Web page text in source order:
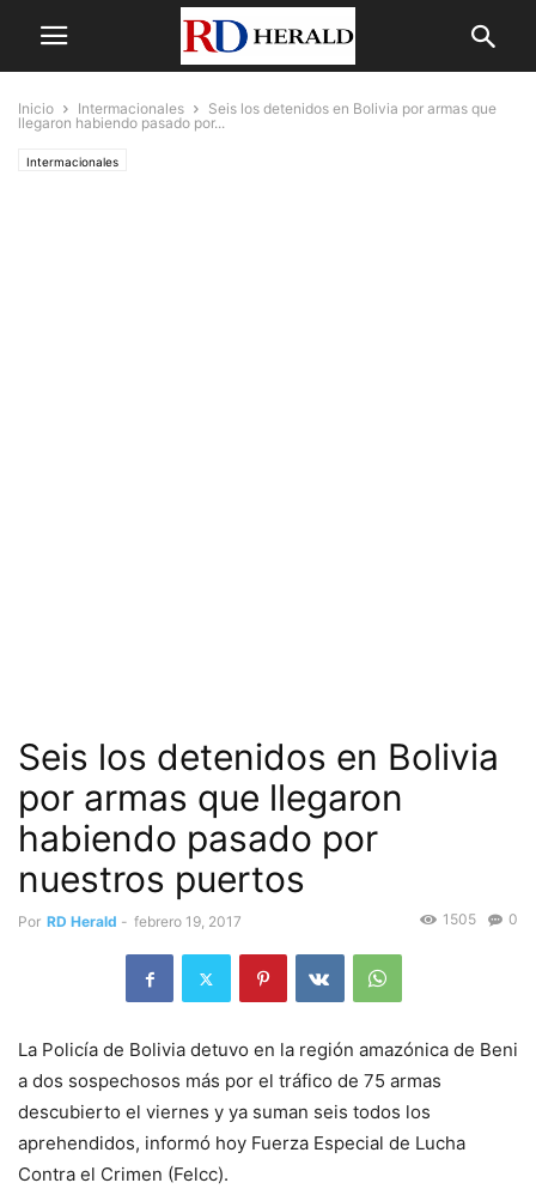
Inicio Intermacionales
Seis los detenidos en Bolivia por armas que
llegaron habiendo pasado por...
Intermacionales
Seis los detenidos en Bolivia
por armas que llegaron
habiendo pasado por
nuestros puertos
Por RD Herald - febrero 19, 2017 0
1505
La Policía de Bolivia detuvo en la región amazónica de Beni
a dos sospechosos más por el tráfico de 75 armas
descubierto el viernes y ya suman seis todos los
aprehendidos, informó hoy Fuerza Especial de Lucha
Contra el Crimen (Felcc).